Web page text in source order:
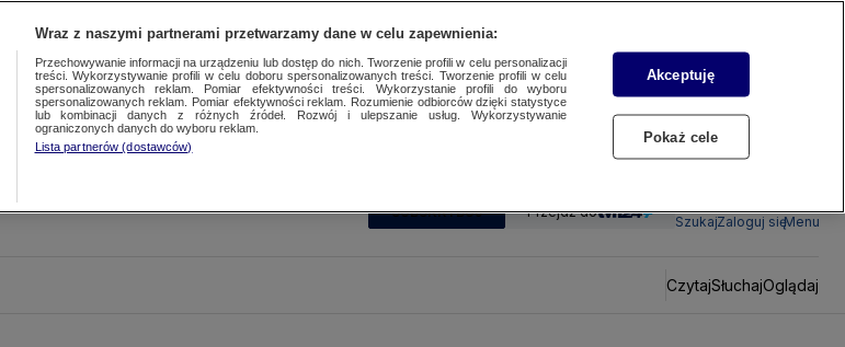
SUBSKRYBUJ Przejdź do
SzukajZaloguj sięMenu
CzytajSłuchajOglądaj
Wraz z naszymi partnerami przetwarzamy dane w celu zapewnienia:
Przechowywanie informacji na urządzeniu lub dostęp do nich. Tworzenie profili w celu personalizacji
treści. Wykorzystywanie profili w celu doboru spersonalizowanych treści. Tworzenie profili w celu
spersonalizowanych reklam. Pomiar efektywności treści. Wykorzystanie profili do wyboru
spersonalizowanych reklam. Pomiar efektywności reklam. Rozumienie odbiorców dzięki statystyce
lub kombinacji danych z różnych źródeł. Rozwój i ulepszanie usług. Wykorzystywanie
ograniczonych danych do wyboru reklam.
Lista partnerów (dostawców)
Akceptuję
Pokaż cele